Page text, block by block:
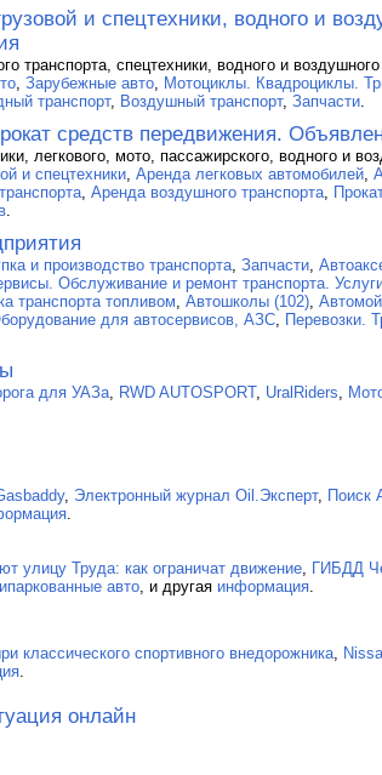
и спецтехники, водного и
транспорта, спецтехники, водного и воздушного
Зарубежные авто Мотоциклы. Квадроциклы.
транспорт, Воздушный транспорт, Запчасти
средств передвижения.
легкового, мото, пассажирского, водного и
и спецтехники Аренда легковых автомобилей
Аренда воздушного транспорта
и производство транспорта Запчасти
Обслуживание и ремонт транспорта.
транспорта топливом Автошколы (102)
для автосервисов, АЗС
Перевозки.
для УАЗа RWD AUTOSPORT, UralRiders
, Электронный журнал Oil.Эксперт, Поиск
улицу Труда: как ограничат движение
ГИБДД
авто , и другая информация
классического спортивного внедорожника
онлайн